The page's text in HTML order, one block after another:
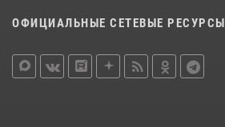
ОФИЦИАЛЬНЫЕ СЕТЕВЫЕ РЕСУРСЫ